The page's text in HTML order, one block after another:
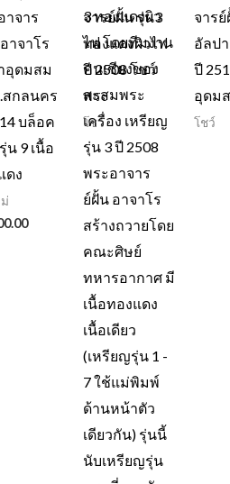
าจาร
าจาโร
อุดมสม
สกลนคร
บล็อค
น 9 เนื้อ
ดง
จารย์ฝั้น รุ่น3
ทองแดงผิวไฟ
ปี 2508 โชว์
พระ
โชว์
จาร
อัลป
ปี
อุดม
โชว์